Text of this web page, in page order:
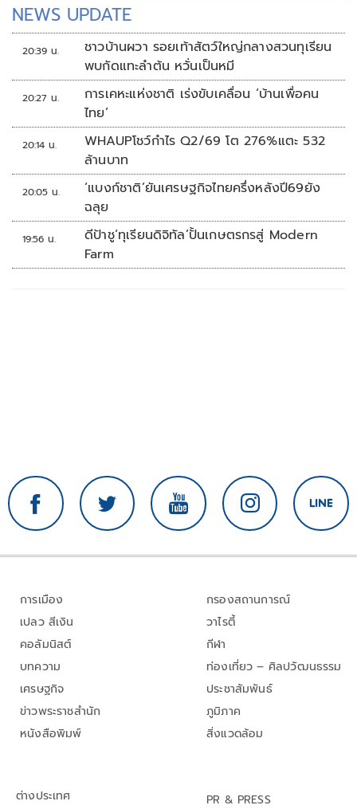
NEWS UPDATE
20:39 น.
ชาวบ้านผวา รอยเท้าสัตว์ใหญ่กลางสวนทุเรียน
พบกัดแทะลำต้น หวั่นเป็นหมี
20:27 น.
การเคหะแห่งชาติ เร่งขับเคลื่อน ‘บ้านเพื่อคน
ไทย’
20:14 น.
WHAUPโชว์กำไร Q2/69 โต 276%แตะ 532
ล้านบาท
20:05 น.
‘แบงก์ชาติ’ยันเศรษฐกิจไทยครึ่งหลังปี69ยัง
ฉลุย
19:56 น.
ดีป้าชู‘ทุเรียนดิจิทัล’ปั้นเกษตรกรสู่ Modern
Farm
การเมือง
เปลว สีเงิน
คอลัมนิสต์
บทความ
เศรษฐกิจ
ข่าวพระราชสำนัก
หนังสือพิมพ์
กรองสถานการณ์
วาไรตี้
กีฬา
ท่องเที่ยว – ศิลปวัฒนธรรม
ประชาสัมพันธ์
ภูมิภาค
สิ่งแวดล้อม
ต่างประเทศ PR & PRESS